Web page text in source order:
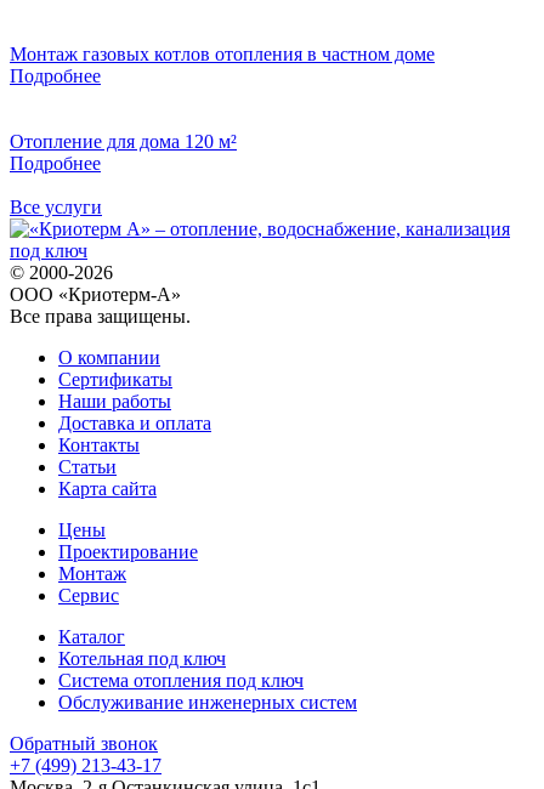
Монтаж газовых котлов отопления в частном доме
Подробнее
Отопление для дома 120 м²
Подробнее
Все услуги
© 2000-2026
ООО «Криотерм-А»
Все права защищены.
О компании
Сертификаты
Наши работы
Доставка и оплата
Контакты
Статьи
Карта сайта
Цены
Проектирование
Монтаж
Сервис
Каталог
Котельная под ключ
Система отопления под ключ
Обслуживание инженерных систем
Обратный звонок
+7 (499) 213-43-17